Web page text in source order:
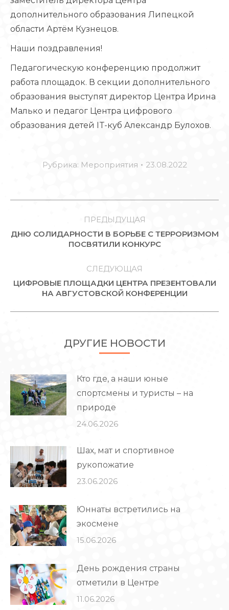
дополнительного образования Липецкой
области Артём Кузнецов.
Наши поздравления!
Педагогическую конференцию продолжит
работа площадок. В секции дополнительного
образования выступят директор Центра Ирина
Малько и педагог Центра цифрового
образования детей IT-куб Александр Булохов.
Рубрика: Мероприятия 23.08.2022
ЗАПИСЯМ
ПРЕДЫДУЩАЯ
Предыдущая
ДНЮ СОЛИДАРНОСТИ В БОРЬБЕ С ТЕРРОРИЗМОМ
ПОСВЯТИЛИ КОНКУРС
СЛЕДУЮЩАЯ
Следующая
ЦИФРОВЫЕ ПЛОЩАДКИ ЦЕНТРА ПРЕЗЕНТОВАЛИ
НА АВГУСТОВСКОЙ КОНФЕРЕНЦИИ
ДРУГИЕ НОВОСТИ
Кто где, а наши юные
спортсмены и туристы – на
природе
24.06.2026
Шах, мат и спортивное
рукопожатие
23.06.2026
Юннаты встретились на
экосмене
15.06.2026
День рождения страны
отметили в Центре
11.06.2026